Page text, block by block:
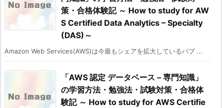
策・合格体験記 ～ How to study for AW
S Certified Data Analytics – Specialty
(DAS)～
Amazon Web Services(AWS)は今最もシェアを拡大しているパブ ...
「AWS 認定 データベース – 専門知識」
の学習方法・勉強法・試験対策・合格体
験記 ～ How to study for AWS Certifie